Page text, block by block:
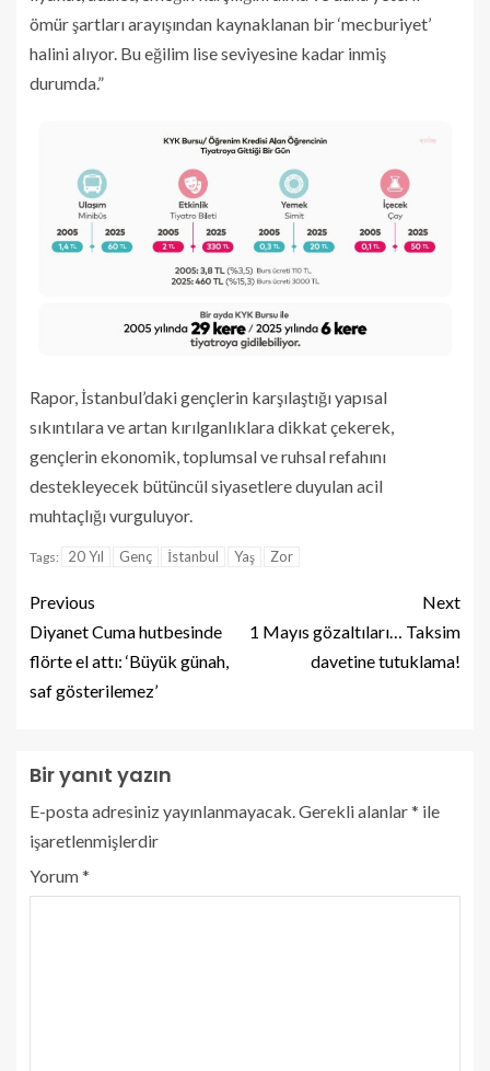
ömür şartları arayışından kaynaklanan bir ‘mecburiyet’
halini alıyor. Bu eğilim lise seviyesine kadar inmiş
durumda.”
Rapor, İstanbul’daki gençlerin karşılaştığı yapısal
sıkıntılara ve artan kırılganlıklara dikkat çekerek,
gençlerin ekonomik, toplumsal ve ruhsal refahını
destekleyecek bütüncül siyasetlere duyulan acil
muhtaçlığı vurguluyor.
Tags: 20 Yıl Genç İstanbul Yaş Zor
Previous
Diyanet Cuma hutbesinde
flörte el attı: ‘Büyük günah,
saf gösterilemez’
Next
1 Mayıs gözaltıları… Taksim
davetine tutuklama!
Bir yanıt yazın
E-posta adresiniz yayınlanmayacak.Gerekli alanlar* ile
işaretlenmişlerdir
Yorum*